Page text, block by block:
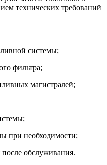
технических требований
системы;
фильтра;
магистралей;
при необходимости;
после обслуживания.